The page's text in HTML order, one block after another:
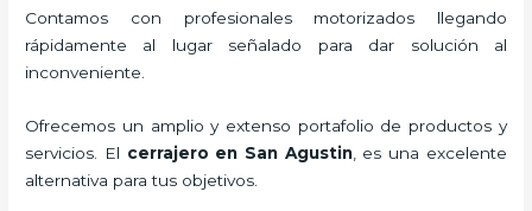
Contamos con profesionales motorizados llegando
rápidamente al lugar señalado para dar solución al
inconveniente.
Ofrecemos un amplio y extenso portafolio de productos y
servicios. El cerrajero en San Agustin, es una excelente
alternativa para tus objetivos.